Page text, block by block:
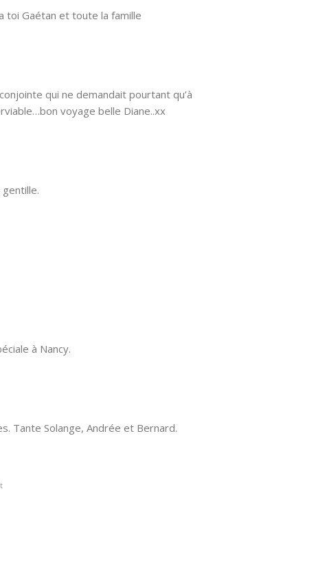
toi Gaétan et toute la famille
qui ne demandait pourtant qu’à
voyage belle Diane..xx
à Nancy.
Tante Solange, Andrée et Bernard.